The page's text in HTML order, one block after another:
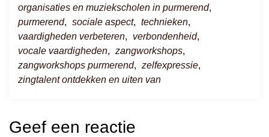
organisaties en muziekscholen in purmerend,
purmerend, sociale aspect, technieken,
vaardigheden verbeteren, verbondenheid,
vocale vaardigheden, zangworkshops,
zangworkshops purmerend, zelfexpressie,
zingtalent ontdekken en uiten van
Geef een reactie